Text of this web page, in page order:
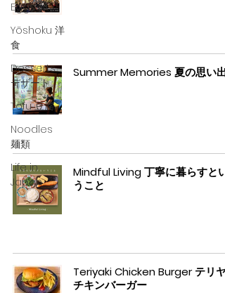
Eggs 卵
Yōshoku 洋
食
Desserts
デザート
Tofu 豆腐
Noodles
麺類
Life in
Japan
Summer Memories 夏の思い出
Mindful Living 丁寧に暮らすとい
うこと
Teriyaki Chicken Burger テリヤ
チキンバーガー